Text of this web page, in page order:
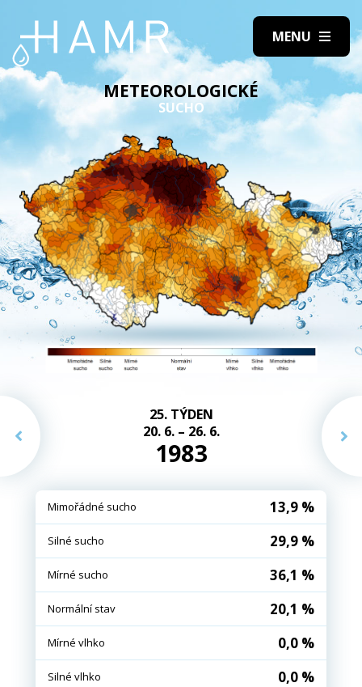
METEOROLOGICKÉ
SUCHO
25. TÝDEN
20. 6. – 26. 6.
1983
Mimořádné sucho 13,9 %
Silné sucho 29,9 %
Mírné sucho 36,1 %
Normální stav 20,1 %
Mírné vlhko 0,0 %
Silné vlhko 0,0 %